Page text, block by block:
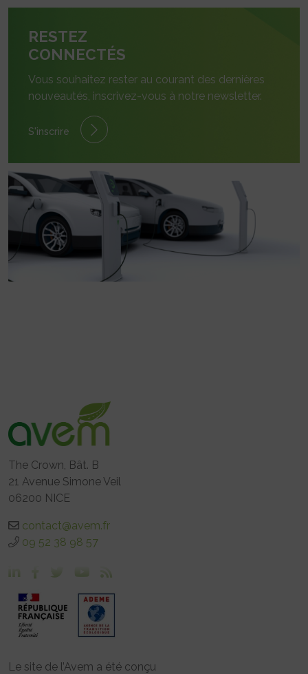
RESTEZ
CONNECTÉS
Vous souhaitez rester au courant des dernières
nouveautés, inscrivez-vous à notre newsletter.
S'inscrire
The Crown, Bât. B
21 Avenue Simone Veil
06200 NICE
contact@avem.fr
09 52 38 98 57
Le site de l’Avem a été conçu